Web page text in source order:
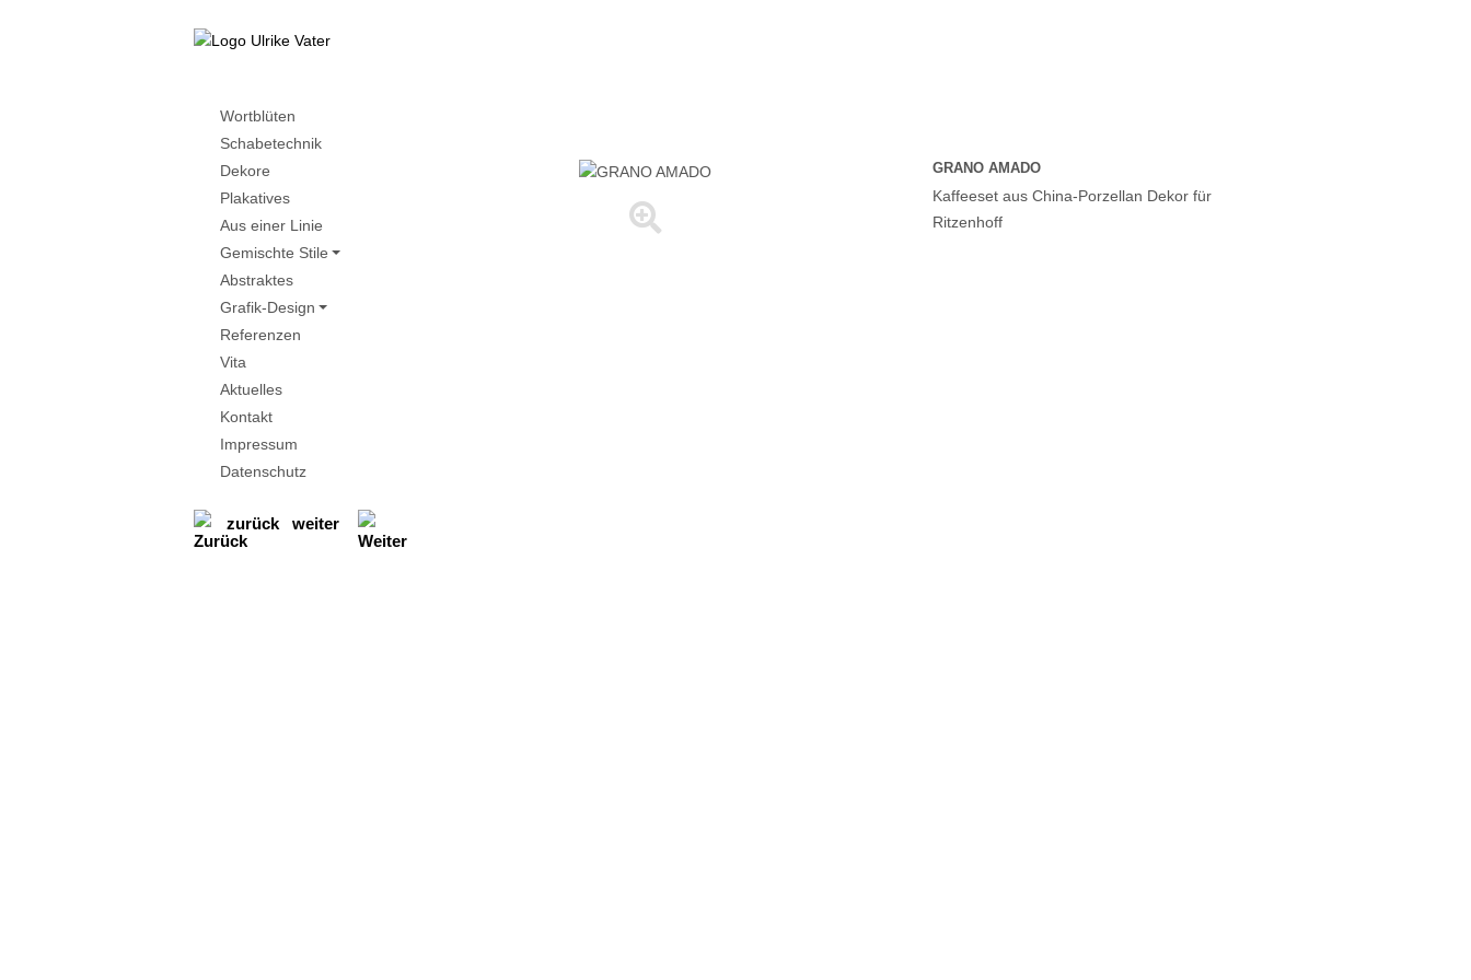
Wortblüten
Schabetechnik
Dekore
Plakatives
Aus einer Linie
Gemischte Stile
Abstraktes
Grafik-Design
Referenzen
Vita
Aktuelles
Kontakt
Impressum
Datenschutz
zurück weiter
GRANO AMADO
Kaffeeset aus China-Porzellan Dekor für
Ritzenhoff